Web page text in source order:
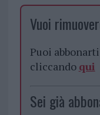
Vuoi
Puoi
cliccando qui
Sei già